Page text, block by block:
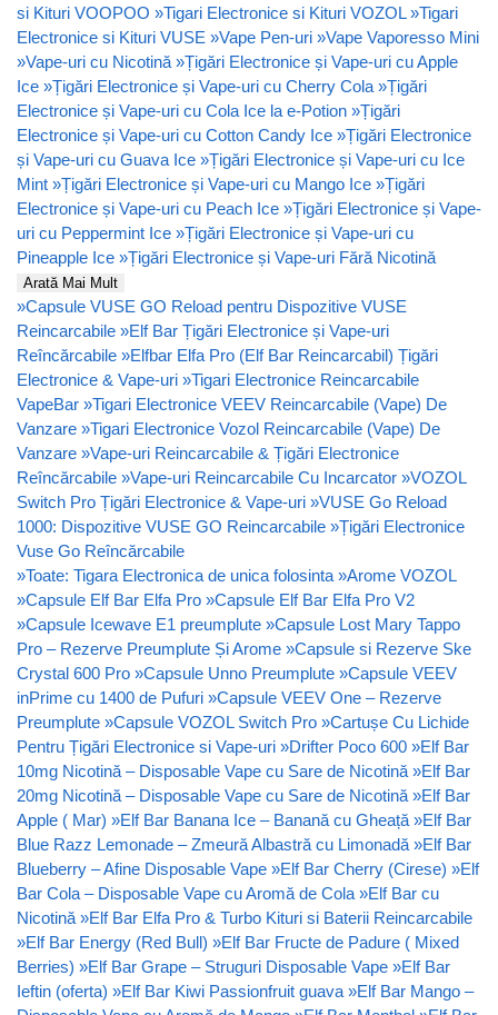
si Kituri VOOPOO »Tigari Electronice si Kituri VOZOL »Tigari
Electronice si Kituri VUSE »Vape Pen-uri »Vape Vaporesso Mini
»Vape-uri cu Nicotină »Țigări Electronice și Vape-uri cu Apple
Ice »Țigări Electronice și Vape-uri cu Cherry Cola »Țigări
Electronice și Vape-uri cu Cola Ice la e-Potion »Țigări
Electronice și Vape-uri cu Cotton Candy Ice »Țigări Electronice
și Vape-uri cu Guava Ice »Țigări Electronice și Vape-uri cu Ice
Mint »Țigări Electronice și Vape-uri cu Mango Ice »Țigări
Electronice și Vape-uri cu Peach Ice »Țigări Electronice și Vape-
uri cu Peppermint Ice »Țigări Electronice și Vape-uri cu
Pineapple Ice »Țigări Electronice și Vape-uri Fără Nicotină
Arată Mai Mult
»Capsule VUSE GO Reload pentru Dispozitive VUSE
Reincarcabile »Elf Bar Țigări Electronice și Vape-uri
Reîncărcabile »Elfbar Elfa Pro (Elf Bar Reincarcabil) Țigări
Electronice & Vape-uri »Tigari Electronice Reincarcabile
VapeBar »Tigari Electronice VEEV Reincarcabile (Vape) De
Vanzare »Tigari Electronice Vozol Reincarcabile (Vape) De
Vanzare »Vape-uri Reincarcabile & Țigări Electronice
Reîncărcabile »Vape-uri Reincarcabile Cu Incarcator »VOZOL
Switch Pro Țigări Electronice & Vape-uri »VUSE Go Reload
1000: Dispozitive VUSE GO Reincarcabile »Țigări Electronice
Vuse Go Reîncărcabile
»Toate: Tigara Electronica de unica folosinta »Arome VOZOL
»Capsule Elf Bar Elfa Pro »Capsule Elf Bar Elfa Pro V2
»Capsule Icewave E1 preumplute »Capsule Lost Mary Tappo
Pro – Rezerve Preumplute Și Arome »Capsule si Rezerve Ske
Crystal 600 Pro »Capsule Unno Preumplute »Capsule VEEV
inPrime cu 1400 de Pufuri »Capsule VEEV One – Rezerve
Preumplute »Capsule VOZOL Switch Pro »Cartușe Cu Lichide
Pentru Țigări Electronice si Vape-uri »Drifter Poco 600 »Elf Bar
10mg Nicotină – Disposable Vape cu Sare de Nicotină »Elf Bar
20mg Nicotină – Disposable Vape cu Sare de Nicotină »Elf Bar
Apple ( Mar) »Elf Bar Banana Ice – Banană cu Gheață »Elf Bar
Blue Razz Lemonade – Zmeură Albastră cu Limonadă »Elf Bar
Blueberry – Afine Disposable Vape »Elf Bar Cherry (Cirese) »Elf
Bar Cola – Disposable Vape cu Aromă de Cola »Elf Bar cu
Nicotină »Elf Bar Elfa Pro & Turbo Kituri si Baterii Reincarcabile
»Elf Bar Energy (Red Bull) »Elf Bar Fructe de Padure ( Mixed
Berries) »Elf Bar Grape – Struguri Disposable Vape »Elf Bar
Ieftin (oferta) »Elf Bar Kiwi Passionfruit guava »Elf Bar Mango –